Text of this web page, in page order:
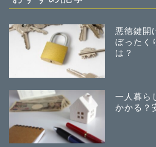
悪徳鍵開
ぼったく
は？
一人暮ら
かかる？